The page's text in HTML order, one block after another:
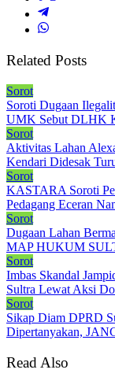
Related Posts
Sorot
Soroti Dugaan
UMK Sebut DLHK
Sorot
Aktivitas Lahan
Kendari Didesak
Sorot
KASTARA Soroti
Pedagang Eceran
Sorot
Dugaan Lahan
MAP HUKUM
Sorot
Imbas Skandal
Sultra Lewat Aksi
Sorot
Sikap Diam DPRD
Dipertanyakan,
Read Also